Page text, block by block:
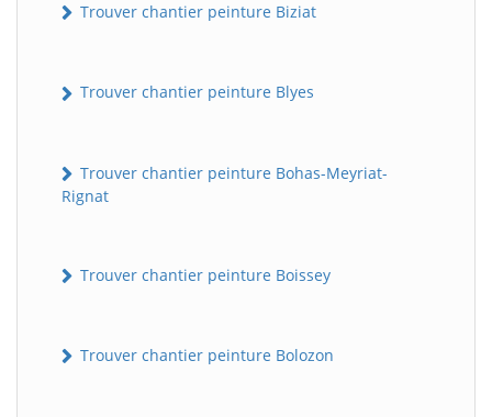
Trouver chantier peinture Biziat
Trouver chantier peinture Blyes
Trouver chantier peinture Bohas-Meyriat-
Rignat
Trouver chantier peinture Boissey
Trouver chantier peinture Bolozon